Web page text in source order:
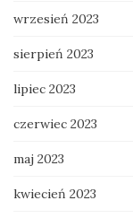
wrzesień 2023
sierpień 2023
lipiec 2023
czerwiec 2023
maj 2023
kwiecień 2023